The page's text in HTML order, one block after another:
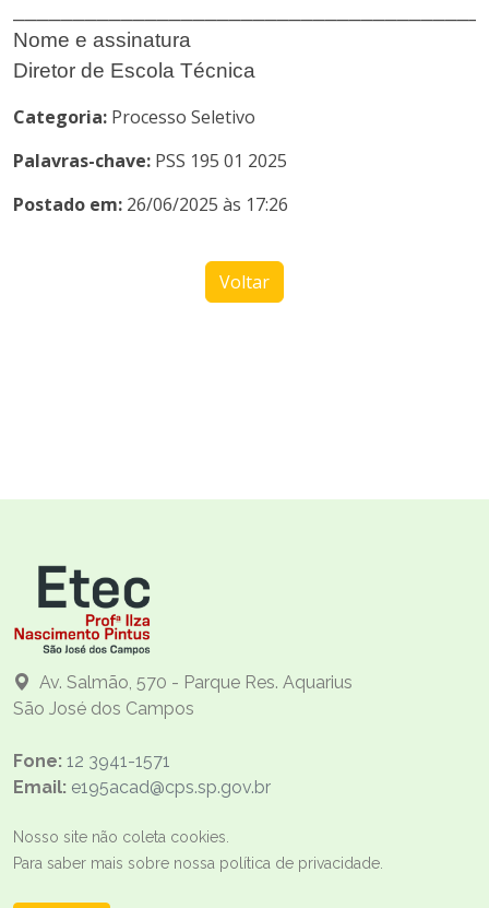
Nome e assinatura
Categoria: Processo Seletivo
Palavras-chave: PSS 195 01 2025
Postado em: 26/06/2025 às 17:26
Voltar
Av. Salmão, 570 - Parque Res. Aquarius
São José dos Campos
Fone: 12 3941-1571
Email: e195acad@cps.sp.gov.br
Nosso site não coleta cookies.
Para saber mais sobre nossa política de privacidade.